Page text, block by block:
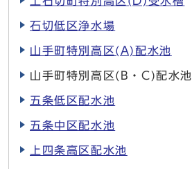
石切低区浄水場
山手町特別高区(A)配水池
山手町特別高区(B・C)配水池
五条低区配水池
五条中区配水池
上四条高区配水池